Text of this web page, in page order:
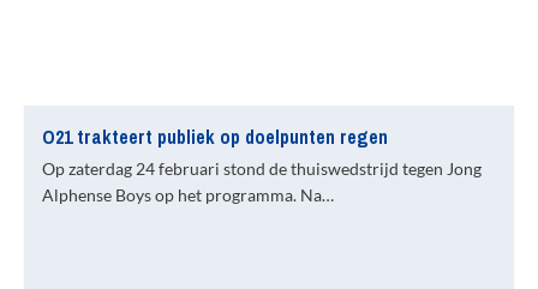
O21 trakteert publiek op doelpunten regen
Op zaterdag 24 februari stond de thuiswedstrijd tegen Jong
Alphense Boys op het programma. Na…